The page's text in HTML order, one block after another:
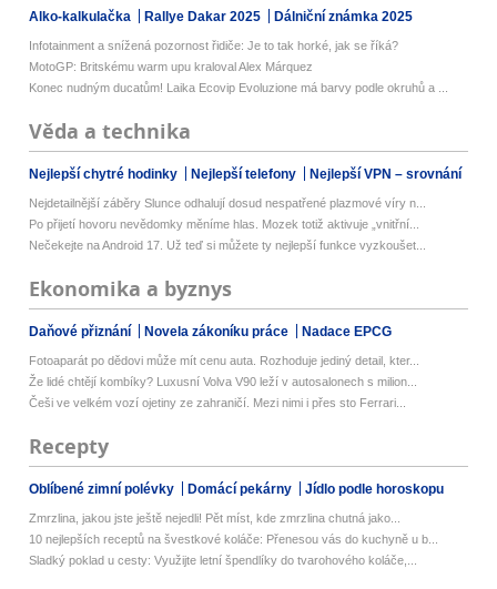
Alko-kalkulačka Rallye Dakar 2025 Dálniční známka 2025
Infotainment a snížená pozornost řidiče: Je to tak horké, jak se říká?
MotoGP: Britskému warm upu kraloval Alex Márquez
Konec nudným ducatům! Laika Ecovip Evoluzione má barvy podle okruhů a ...
Věda a technika
Nejlepší chytré hodinky Nejlepší telefony Nejlepší VPN – srovnání
Nejdetailnější záběry Slunce odhalují dosud nespatřené plazmové víry n...
Po přijetí hovoru nevědomky měníme hlas. Mozek totiž aktivuje „vnitřní...
Nečekejte na Android 17. Už teď si můžete ty nejlepší funkce vyzkoušet...
Ekonomika a byznys
Daňové přiznání Novela zákoníku práce Nadace EPCG
Fotoaparát po dědovi může mít cenu auta. Rozhoduje jediný detail, kter...
Že lidé chtějí kombíky? Luxusní Volva V90 leží v autosalonech s milion...
Češi ve velkém vozí ojetiny ze zahraničí. Mezi nimi i přes sto Ferrari...
Recepty
Oblíbené zimní polévky Domácí pekárny Jídlo podle horoskopu
Zmrzlina, jakou jste ještě nejedli! Pět míst, kde zmrzlina chutná jako...
10 nejlepších receptů na švestkové koláče: Přenesou vás do kuchyně u b...
Sladký poklad u cesty: Využijte letní špendlíky do tvarohového koláče,...